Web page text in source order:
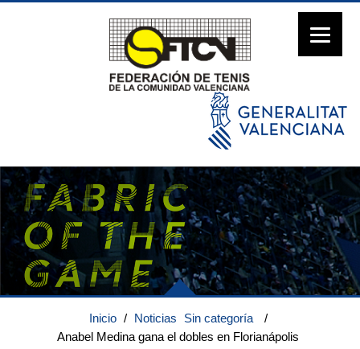
Inicio / Noticias Sin categoría
/
Anabel Medina gana el dobles en Florianápolis